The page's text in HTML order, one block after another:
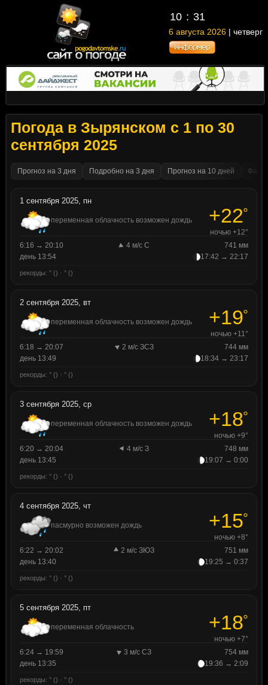
10 31
6 августа 2026 | четверг
Погода в Зырянском с 1 по 30
сентября 2025
Прогноз на 3 дня Подробно на 3 дня Прогноз на 10 дней
1 сентября 2025, пн
переменная облачность возможен дождь +22°
ночью +12°
6:16 → 20:10
4 м/с С
741 мм
день 13:54
17:42 → 22:17
рекорды: ° () · ° ()
2 сентября 2025, вт
переменная облачность возможен дождь +19°
ночью +11°
6:18 → 20:07
2 м/с ЗСЗ
744 мм
день 13:49
18:34 → 23:17
рекорды: ° () · ° ()
3 сентября 2025, ср
переменная облачность возможен дождь +18°
ночью +9°
6:20 → 20:04
4 м/с З
748 мм
день 13:45
19:07 → 0:00
рекорды: ° () · ° ()
4 сентября 2025, чт
пасмурно возможен дождь +15°
ночью +8°
6:22 → 20:02
2 м/с ЗЮЗ
751 мм
день 13:40
19:25 → 0:37
рекорды: ° () · ° ()
5 сентября 2025, пт
переменная облачность +18°
ночью +7°
6:24 → 19:59
3 м/с СЗ
754 мм
день 13:35
19:36 → 2:09
рекорды: ° () · ° ()